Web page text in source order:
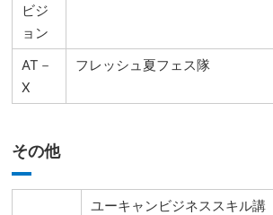
ビジ
ョン
AT－
X
フレッシュ夏フェス隊
その他
ユーキャンビジネススキル講